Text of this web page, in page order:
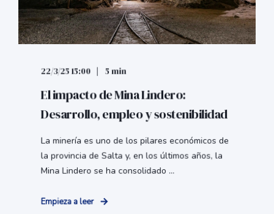
22/3/25 15:00 5 min
El impacto de Mina Lindero:
Desarrollo, empleo y sostenibilidad
La minería es uno de los pilares económicos de
la provincia de Salta y, en los últimos años, la
Mina Lindero se ha consolidado ...
Empieza a leer